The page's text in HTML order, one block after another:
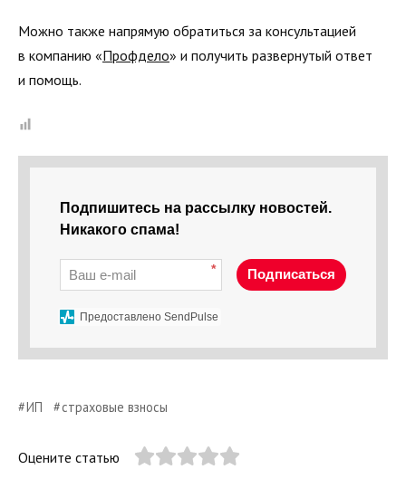
Можно также напрямую обратиться за консультацией
в компанию «Профдело» и получить развернутый ответ
и помощь.
Подпишитесь на рассылку новостей.
Никакого спама!
* Подписаться
Предоставлено SendPulse
ИП страховые взносы
Оцените статью